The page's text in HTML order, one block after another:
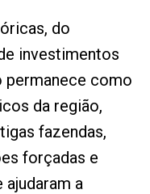
do
investimentos
como
da região,
fazendas,
forçadas e
a